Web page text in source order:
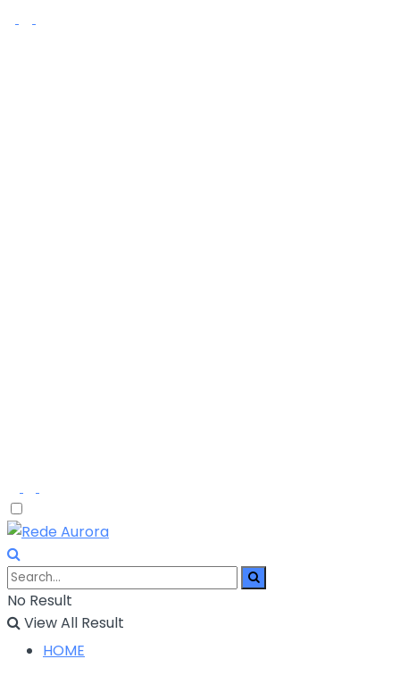
No Result
View All Result
HOME